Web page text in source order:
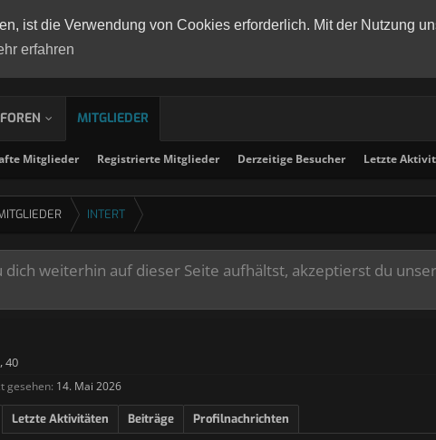
ist die Verwendung von Cookies erforderlich. Mit der Nutzung
erfahren
FOREN MITGLIEDER
Mitglieder Registrierte Mitglieder Derzeitige Besucher Letzte
INTERT
weiterhin auf dieser Seite aufhältst, akzeptierst du
40
gesehen: 14. Mai 2026
Letzte Aktivitäten Beiträge Profilnachrichten